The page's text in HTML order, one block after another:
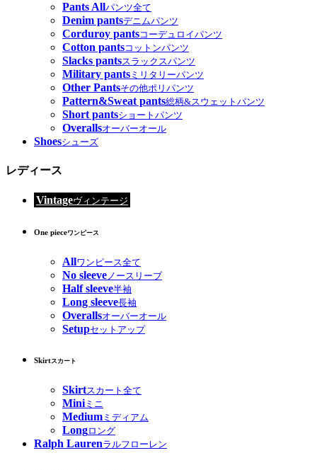
Pants Allパンツ全て
Denim pantsデニムパンツ
Corduroy pantsコーデュロイパンツ
Cotton pantsコットンパンツ
Slacks pantsスラックスパンツ
Military pants ミリタリーパンツ
Other Pantsその他ポリパンツ
Pattern&Sweat pants総柄&スウェットパンツ
Short pantsショートパンツ
Overallsオーバーオール
Shoesシューズ
レディース
Vintageヴィンテージ
One pieceワンピース
Allワンピース全て
No sleeve ノースリーブ
Half sleeve半袖
Long sleeve長袖
Overallsオーバーオール
Setupセットアップ
Skirtスカート
Skirtスカート全て
Miniミニ
Medium ミディアム
Longロング
Ralph Laurenラルフローレン